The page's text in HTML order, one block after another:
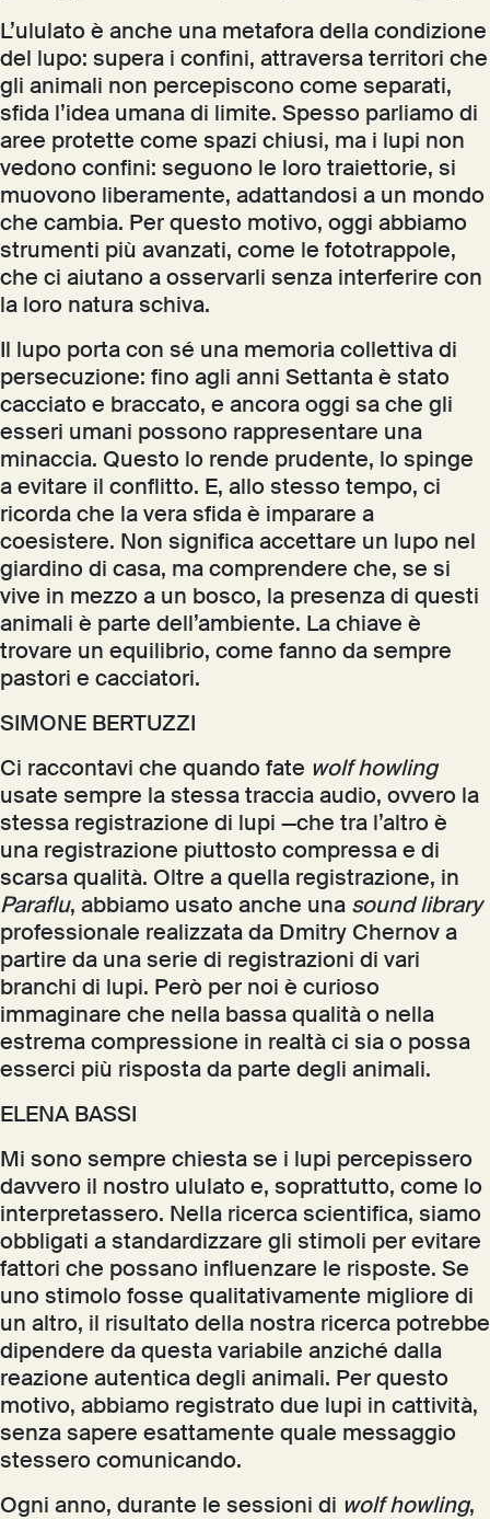
L’ululato è anche una metafora della condizione
del lupo: supera i confini, attraversa territori che
gli animali non percepiscono come separati,
sfida l’idea umana di limite. Spesso parliamo di
aree protette come spazi chiusi, ma i lupi non
vedono confini: seguono le loro traiettorie, si
muovono liberamente, adattandosi a un mondo
che cambia. Per questo motivo, oggi abbiamo
strumenti più avanzati, come le fototrappole,
che ci aiutano a osservarli senza interferire con
la loro natura schiva.
Il lupo porta con sé una memoria collettiva di
persecuzione: fino agli anni Settanta è stato
cacciato e braccato, e ancora oggi sa che gli
esseri umani possono rappresentare una
minaccia. Questo lo rende prudente, lo spinge
a evitare il conflitto. E, allo stesso tempo, ci
ricorda che la vera sfida è imparare a
coesistere. Non significa accettare un lupo nel
giardino di casa, ma comprendere che, se si
vive in mezzo a un bosco, la presenza di questi
animali è parte dell’ambiente. La chiave è
trovare un equilibrio, come fanno da sempre
pastori e cacciatori.
SIMONE BERTUZZI
Ci raccontavi che quando fate wolf howling
usate sempre la stessa traccia audio, ovvero la
stessa registrazione di lupi —che tra l’altro è
una registrazione piuttosto compressa e di
scarsa qualità. Oltre a quella registrazione, in
Paraflu, abbiamo usato anche una sound library
professionale realizzata da Dmitry Chernov a
partire da una serie di registrazioni di vari
branchi di lupi. Però per noi è curioso
immaginare che nella bassa qualità o nella
estrema compressione in realtà ci sia o possa
esserci più risposta da parte degli animali.
ELENA BASSI
Mi sono sempre chiesta se i lupi percepissero
davvero il nostro ululato e, soprattutto, come lo
interpretassero. Nella ricerca scientifica, siamo
obbligati a standardizzare gli stimoli per evitare
fattori che possano influenzare le risposte. Se
uno stimolo fosse qualitativamente migliore di
un altro, il risultato della nostra ricerca potrebbe
dipendere da questa variabile anziché dalla
reazione autentica degli animali. Per questo
motivo, abbiamo registrato due lupi in cattività,
senza sapere esattamente quale messaggio
stessero comunicando.
Ogni anno, durante le sessioni di wolf howling,